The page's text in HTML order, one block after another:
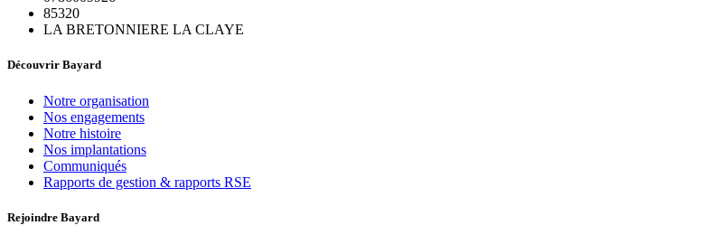
85320
LA BRETONNIERE LA CLAYE
Découvrir Bayard
Notre organisation
Nos engagements
Notre histoire
Nos implantations
Communiqués
Rapports de gestion & rapports RSE
Rejoindre Bayard